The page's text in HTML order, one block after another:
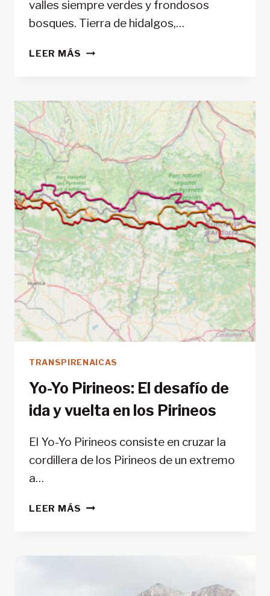
valles siempre verdes y frondosos
bosques. Tierra de hidalgos,…
LEER MÁS RECORRIENDO
BAZTAN-
BIDASOA:
LA
NAVARRA
QUE
MIRA
AL
MAR
TRANSPIRENAICAS
Yo-Yo Pirineos: El desafío de
ida y vuelta en los Pirineos
El Yo-Yo Pirineos consiste en cruzar la
cordillera de los Pirineos de un extremo
a…
LEER MÁS YO-